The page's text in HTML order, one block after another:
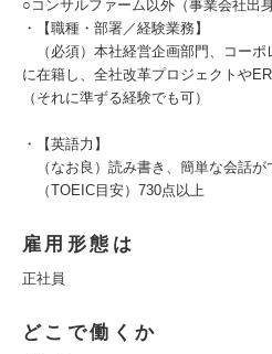
○コンサルファーム以外（事業会社出身
・【職種・部署／経験業務】
（必須）本社経営企画部門、コーポ
に在籍し、全社改革プロジェクトや
（それに準ずる経験でも可）
・【英語力】
（なお良）読み書き、簡単な会話が
（TOEIC目安）730点以上
雇用形態は
正社員
どこで働くか